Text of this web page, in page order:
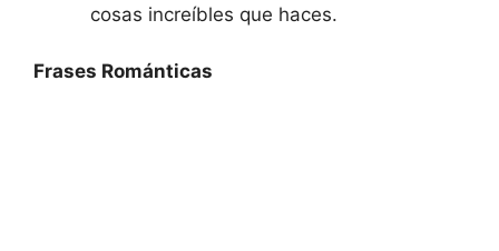
cosas increíbles que haces.
Frases Románticas